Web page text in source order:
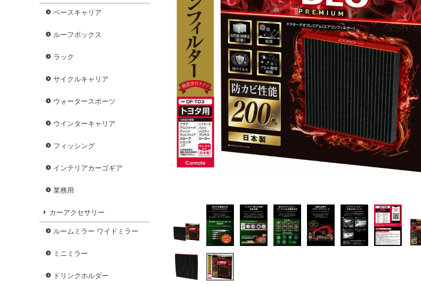
ベースキャリア
ルーフボックス
ラック
サイクルキャリア
ウォータースポーツ
ウインターキャリア
フィッシング
インテリアカーゴギア
業務用
カーアクセサリー
ルームミラー ワイドミラー
ミニミラー
ドリンクホルダー